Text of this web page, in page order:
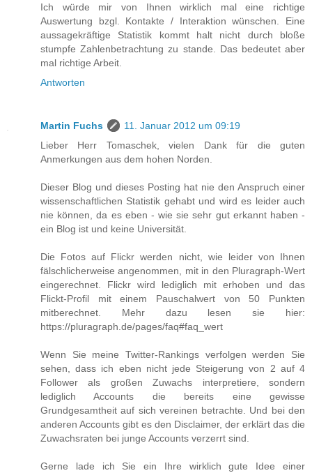
Ich würde mir von Ihnen wirklich mal eine richtige
Auswertung bzgl. Kontakte / Interaktion wünschen. Eine
aussagekräftige Statistik kommt halt nicht durch bloße
stumpfe Zahlenbetrachtung zu stande. Das bedeutet aber
mal richtige Arbeit.
Antworten
Martin Fuchs
11. Januar 2012 um 09:19
Lieber Herr Tomaschek, vielen Dank für die guten
Anmerkungen aus dem hohen Norden.
Dieser Blog und dieses Posting hat nie den Anspruch einer
wissenschaftlichen Statistik gehabt und wird es leider auch
nie können, da es eben - wie sie sehr gut erkannt haben -
ein Blog ist und keine Universität.
Die Fotos auf Flickr werden nicht, wie leider von Ihnen
fälschlicherweise angenommen, mit in den Pluragraph-Wert
eingerechnet. Flickr wird lediglich mit erhoben und das
Flickt-Profil mit einem Pauschalwert von 50 Punkten
mitberechnet. Mehr dazu lesen sie hier:
https://pluragraph.de/pages/faq#faq_wert
Wenn Sie meine Twitter-Rankings verfolgen werden Sie
sehen, dass ich eben nicht jede Steigerung von 2 auf 4
Follower als großen Zuwachs interpretiere, sondern
lediglich Accounts die bereits eine gewisse
Grundgesamtheit auf sich vereinen betrachte. Und bei den
anderen Accounts gibt es den Disclaimer, der erklärt das die
Zuwachsraten bei junge Accounts verzerrt sind.
Gerne lade ich Sie ein Ihre wirklich gute Idee einer